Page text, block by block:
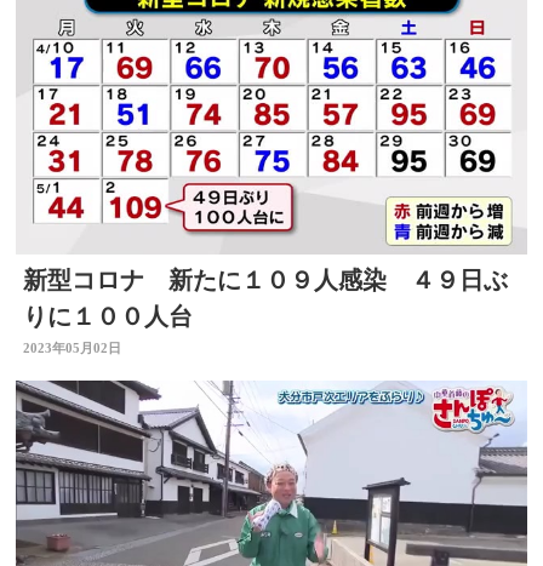
新型コロナ 新たに１０９人感染 ４９日ぶ
りに１００人台
2023年05月02日